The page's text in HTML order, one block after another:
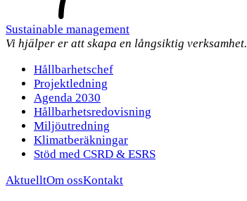
Sustainable management
Vi hjälper er att skapa en långsiktig verksamhet.
Hållbarhetschef
Projektledning
Agenda 2030
Hållbarhetsredovisning
Miljöutredning
Klimatberäkningar
Stöd med CSRD & ESRS
AktuelltOm ossKontakt